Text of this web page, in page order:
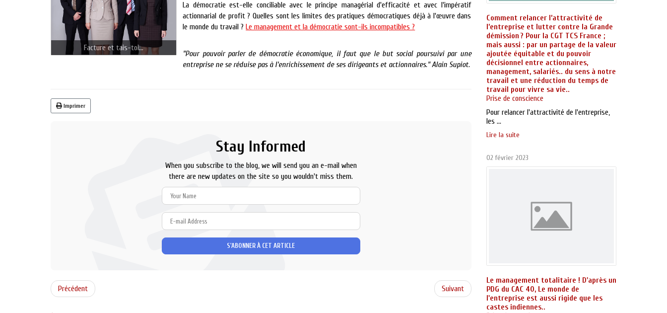
Facture et tais-toi...
La démocratie est-elle conciliable avec le principe managérial d'efficacité et avec l'impératif
actionnarial de profit ? Quelles sont les limites des pratiques démocratiques déjà à l'œuvre dans
le monde du travail ?Le management et la démocratie sont-ils incompatibles ?
"Pour pouvoir parler de démocratie économique, il faut que le but social poursuivi par une
entreprise ne se réduise pas à l'enrichissement de ses dirigeants et actionnaires." Alain Supiot.
Imprimer
Stay Informed
When you subscribe to the blog, we will send you an e-mail when
there are new updates on the site so you wouldn't miss them.
Name
mail
Address
S'ABONNER À CET ARTICLE
Précédent Suivant
Comment relancer l’attractivité de
l’entreprise et lutter contre la Grande
démission ? Pour la CGT TCS France ;
mais aussi : par un partage de la valeur
ajoutée équitable et du pouvoir
décisionnel entre actionnaires,
management, salariés.. du sens à notre
travail et une réduction du temps de
travail pour vivre sa vie..
Prise de conscience
Pour relancer l'attractivité de l'entreprise,
les ...
Lire la suite
02 février 2023
Le management totalitaire ! D'après un
PDG du CAC 40, Le monde de
l'entreprise est aussi rigide que les
castes indiennes..